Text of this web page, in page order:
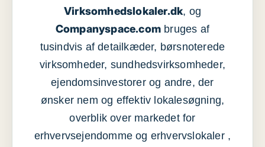
Virksomhedslokaler.dk, og
Companyspace.com bruges af
tusindvis af detailkæder, børsnoterede
virksomheder, sundhedsvirksomheder,
ejendomsinvestorer og andre, der
ønsker nem og effektiv lokalesøgning,
overblik over markedet for
erhvervsejendomme og erhvervslokaler ,